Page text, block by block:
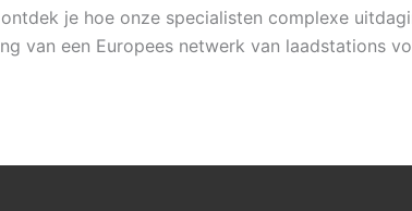
je hoe onze specialisten complexe
van een Europees netwerk van laadstations